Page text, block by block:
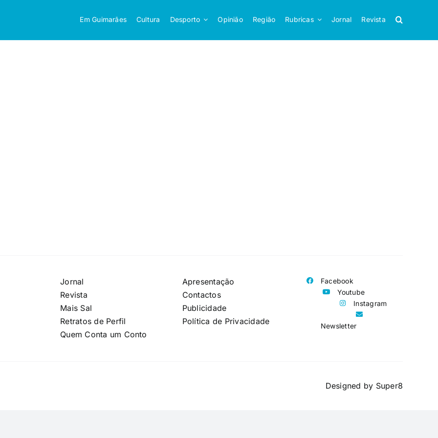
Em Guimarães Cultura Desporto Opinião Região Rubricas Jornal Revista
Jornal
Revista
Mais Sal
Retratos de Perfil
Quem Conta um Conto
Apresentação
Contactos
Publicidade
Política de Privacidade
Facebook
Youtube
Instagram
Newsletter
Designed by Super8